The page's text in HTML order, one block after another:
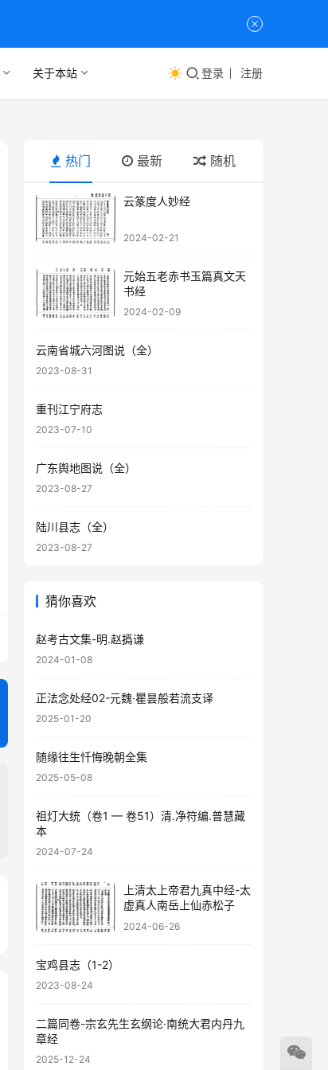
关于本站 登录 注册
热门 最新 随机
云篆度人妙经
2024-02-21
元始五老赤书玉篇真文天
书经
2024-02-09
云南省城六河图说（全）
2023-08-31
重刊江宁府志
2023-07-10
广东舆地图说（全）
2023-08-27
陆川县志（全）
2023-08-27
猜你喜欢
赵考古文集-明.赵撝谦
2024-01-08
正法念处经02-元魏·瞿昙般若流支译
2025-01-20
随缘往生忏悔晚朝全集
2025-05-08
祖灯大统（卷1 — 卷51）清.净符编.普慧藏
本
2024-07-24
上清太上帝君九真中经-太
虚真人南岳上仙赤松子
2024-06-26
宝鸡县志（1-2）
2023-08-24
二篇同卷-宗玄先生玄纲论·南统大君内丹九
章经
2025-12-24